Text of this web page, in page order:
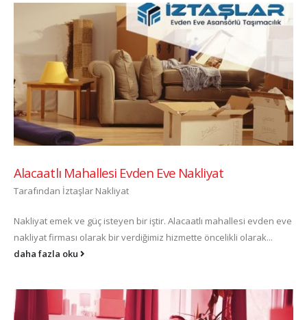
Alacaatlı Mahallesi Evden Eve Nakliyat
Tarafından İztaşlar Nakliyat
Nakliyat emek ve güç isteyen bir iştir. Alacaatlı mahallesi evden eve
nakliyat firması olarak bir verdiğimiz hizmette öncelikli olarak...
daha fazla oku